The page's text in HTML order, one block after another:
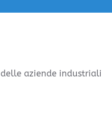
aziende industriali